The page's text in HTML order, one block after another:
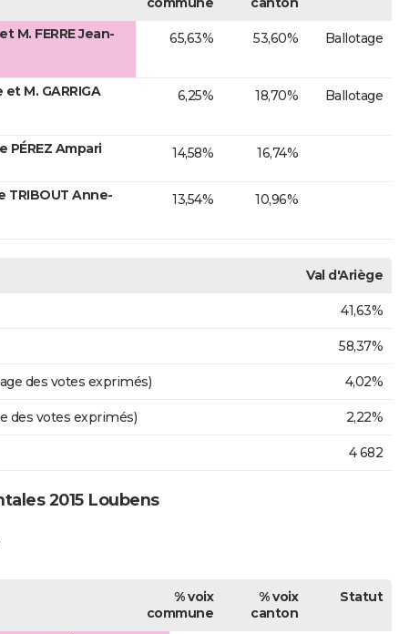
M. FERRE Jean-
65,63% 53,60% Ballotage
M. GARRIGA
6,25% 18,70% Ballotage
PÉREZ Ampari 14,58% 16,74%
TRIBOUT Anne-
13,54% 10,96%
Val d'Ariège
41,63%
58,37%
des votes exprimés) 4,02%
des votes exprimés) 2,22%
4 682
2015 Loubens
% voix
commune
% voix
canton
Statut